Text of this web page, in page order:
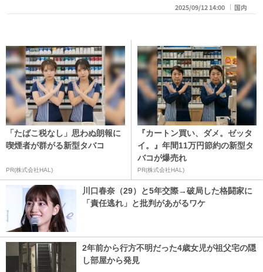
2025/09/12 14:00 国内
「たばこ税なし」思わぬ朗報に
喫煙者が群がる新型タバコ
PR(株式会社HAL)
『カートン買い、ダメ。ゼッタ
イ。』年間11万円節約の新型タ
バコが爆売れ
PR(株式会社HAL)
川口春奈（29）と5年交際→破局した格闘家に
「責任逃れ」と批判があがるワケ
2年前から行方不明だった4歳女児が祖父宅の隠
し部屋から発見